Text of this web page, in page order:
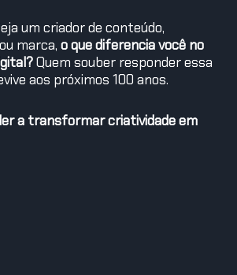
um criador de conteúdo,
marca, o que diferencia você no
Quem souber responder essa
aos próximos 100 anos.
a transformar criatividade em